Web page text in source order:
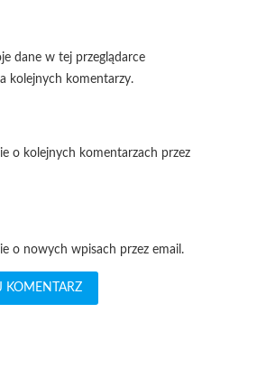
dane w tej przeglądarce
kolejnych komentarzy.
o kolejnych komentarzach przez
o nowych wpisach przez email.